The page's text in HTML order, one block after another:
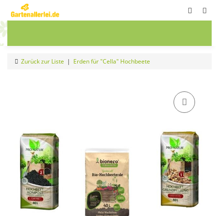
Zurück zur Liste Erden für "Cella" Hochbeete